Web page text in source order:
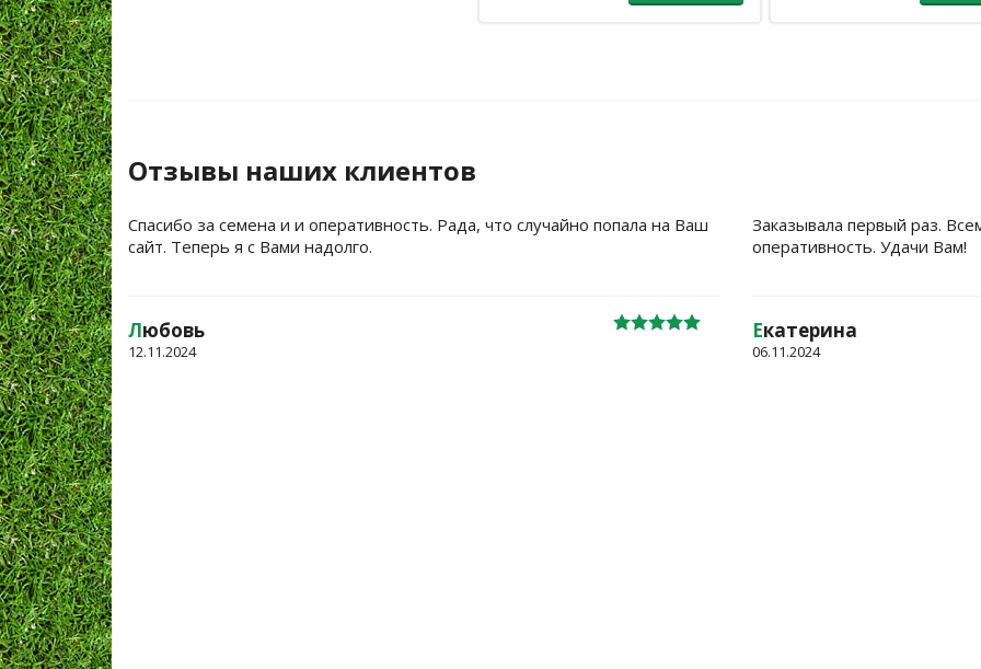
Отзывы наших клиентов
Спасибо за семена и и оперативность. Рада, что случайно попала на Ваш
сайт. Теперь я с Вами надолго.
Любовь
12.11.2024
Заказывала первый раз.
оперативность. Удачи Вам!
Екатерина
06.11.2024